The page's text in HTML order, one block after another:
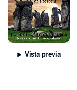
Vista previa